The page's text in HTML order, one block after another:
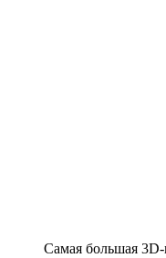
Самая большая 3D-